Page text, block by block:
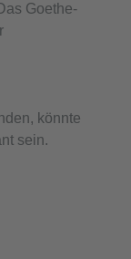
Goethe-
könnte
sein.